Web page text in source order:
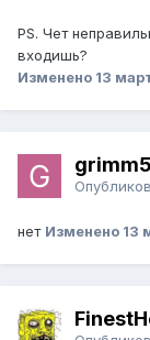
PS. Чет
входишь?
Изменено 13
нет Изменено 13